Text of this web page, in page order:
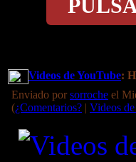
Videos de YouTube:
Enviado por sorroche el
(¿Comentarios? | Videos